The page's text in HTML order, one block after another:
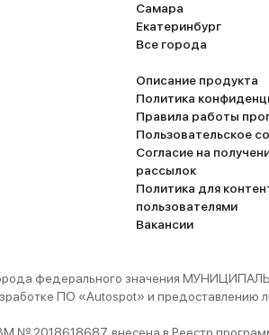
Самара
Екатеринбург
Все города
Описание продукта
Политика
Правила работы
Пользовательское
Согласие на
рассылок
Политика для
пользователями
Вакансии
федерального значения
ПО «Autospot» и предоставлению